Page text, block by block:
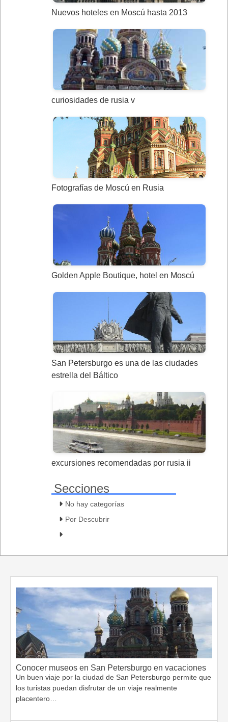
Nuevos hoteles en Moscú hasta 2013
curiosidades de rusia v
Fotografías de Moscú en Rusia
Golden Apple Boutique, hotel en Moscú
San Petersburgo es una de las ciudades
estrella del Báltico
excursiones recomendadas por rusia ii
Secciones
No hay categorías
Por Descubrir
Conocer museos en San Petersburgo en vacaciones
Un buen viaje por la ciudad de San Petersburgo permite que
los turistas puedan disfrutar de un viaje realmente
placentero…